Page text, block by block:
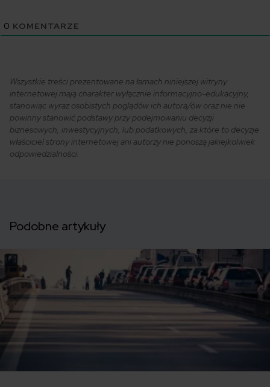
0 KOMENTARZE
Wszystkie treści prezentowane na łamach niniejszej witryny
internetowej mają charakter wyłącznie informacyjno-edukacyjny,
stanowiąc wyraz osobistych poglądów ich autora/ów oraz nie nie
powinny stanowić podstawy przy podejmowaniu decyzji
biznesowych, inwestycyjnych, lub podatkowych, za które to decyzje
właściciel strony internetowej ani autorzy nie ponoszą jakiejkolwiek
odpowiedzialności.
Podobne artykuły